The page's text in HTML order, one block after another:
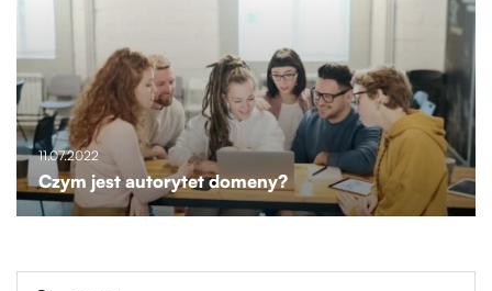
11.07.2022
Czym jest autorytet domeny?